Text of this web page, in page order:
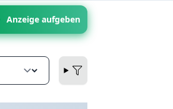
Anzeige aufgeben